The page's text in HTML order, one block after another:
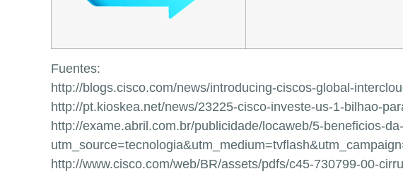
Fuentes:
http://blogs.cisco.com/news/introducing-ciscos-global-
http://pt.kioskea.net/news/23225-cisco-investe-us-1-bilhao-
http://exame.abril.com.br/publicidade/locaweb/5-beneficios-
http://www.cisco.com/web/BR/assets/pdfs/c45-730799-00-